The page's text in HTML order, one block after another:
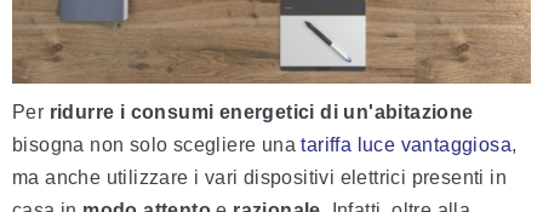
Per ridurre i consumi energetici di un'abitazione
bisogna non solo scegliere unatariffa luce vantaggiosa,
ma anche utilizzare i vari dispositivi elettrici presenti in